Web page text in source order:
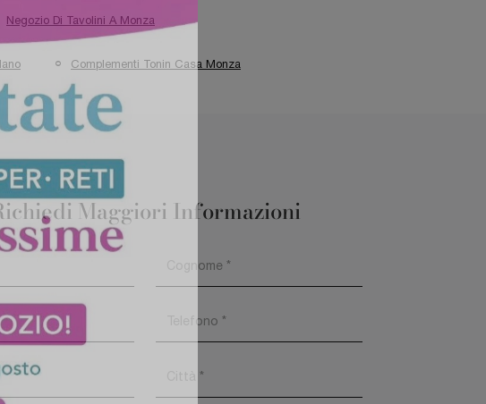
Negozio Di Tavolini A Monza
Complementi Tonin Casa Monza
Maggiori Informazioni